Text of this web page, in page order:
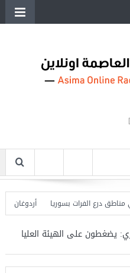
أردوغان يفتتح
على الهيئة العليا